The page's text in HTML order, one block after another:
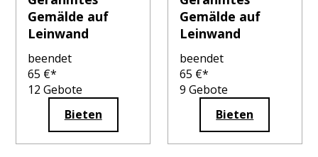
Gemälde auf
Leinwand
beendet
65 €*
12 Gebote
Bieten
Gemälde auf
Leinwand
beendet
65 €*
9 Gebote
Bieten